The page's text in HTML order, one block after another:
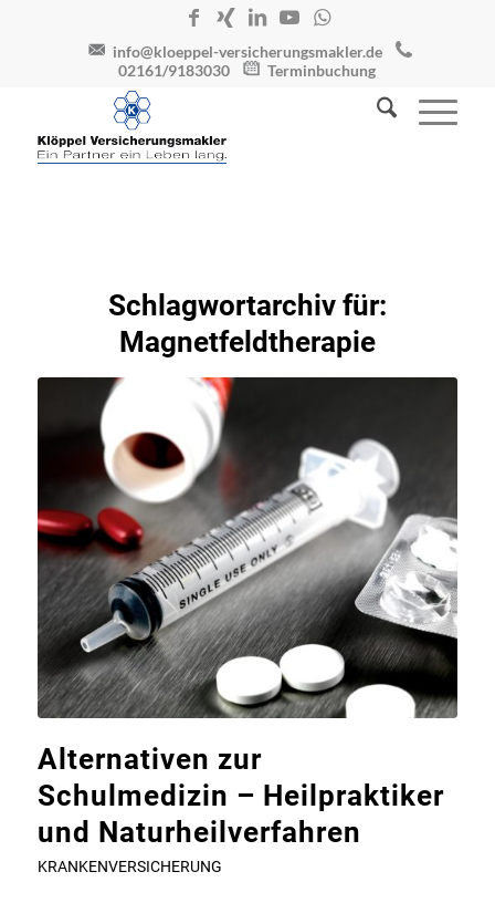
info@kloeppel-versicherungsmakler.de
02161/9183030
Terminbuchung
Schlagwortarchiv für:
Magnetfeldtherapie
Alternativen zur
Schulmedizin – Heilpraktiker
und Naturheilverfahren
KRANKENVERSICHERUNG